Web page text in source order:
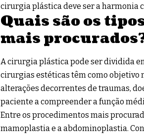
cirurgia plástica deve ser a harmonia
Quais são os
mais
A cirurgia plástica pode ser dividida
cirurgias estéticas têm como objetivo
alterações decorrentes de traumas,
paciente a compreender a função
Entre os procedimentos mais
mamoplastia e a abdominoplastia.